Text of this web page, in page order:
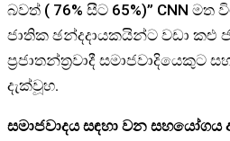
බවත් ( 76% සීට 65%)” CNN
ජාතික ඡන්දදායකයින්ට වඩා කළු
ප්‍රජාතන්ත්‍රවාදී සමාජවාදියෙකුට
දැක්වූහ.
සමාජවාදය සඳහා වන